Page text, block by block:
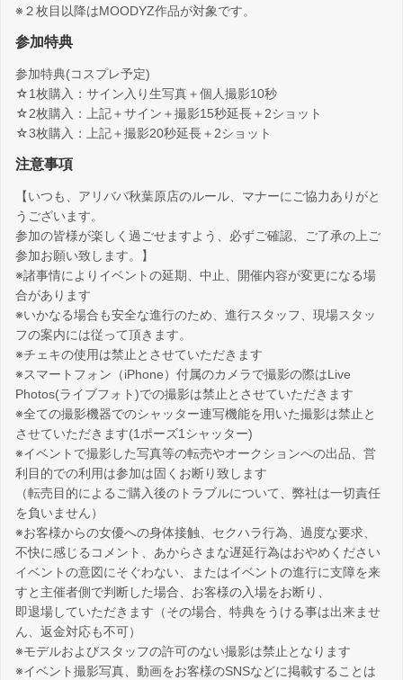
※２枚目以降はMOODYZ作品が対象です。
参加特典
参加特典(コスプレ予定)
☆1枚購入：サイン入り生写真＋個人撮影10秒
☆2枚購入：上記＋サイン＋撮影15秒延長＋2ショット
☆3枚購入：上記＋撮影20秒延長＋2ショット
注意事項
【いつも、アリババ秋葉原店のルール、マナーにご協力ありがと
うございます。
参加の皆様が楽しく過ごせますよう、必ずご確認、ご了承の上ご
参加お願い致します。】
※諸事情によりイベントの延期、中止、開催内容が変更になる場
合があります
※いかなる場合も安全な進行のため、進行スタッフ、現場スタッ
フの案内には従って頂きます。
※チェキの使用は禁止とさせていただきます
※スマートフォン（iPhone）付属のカメラで撮影の際はLive
Photos(ライブフォト)での撮影は禁止とさせていただきます
※全ての撮影機器でのシャッター連写機能を用いた撮影は禁止と
させていただきます(1ポーズ1シャッター)
※イベントで撮影した写真等の転売やオークションへの出品、営
利目的での利用は参加は固くお断り致します
（転売目的によるご購入後のトラブルについて、弊社は一切責任
を負いません）
※お客様からの女優への身体接触、セクハラ行為、過度な要求、
不快に感じるコメント、あからさまな遅延行為はおやめください
イベントの意図にそぐわない、またはイベントの進行に支障を来
すと主催者側で判断した場合、お客様の入場をお断り、
即退場していただきます（その場合、特典をうける事は出来ませ
ん、返金対応も不可）
※モデルおよびスタッフの許可のない撮影は禁止となります
※イベント撮影写真、動画をお客様のSNSなどに掲載することは